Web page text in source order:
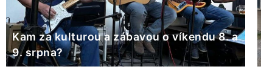
Kam za kulturou a zábavou o víkendu 8. a
9. srpna?